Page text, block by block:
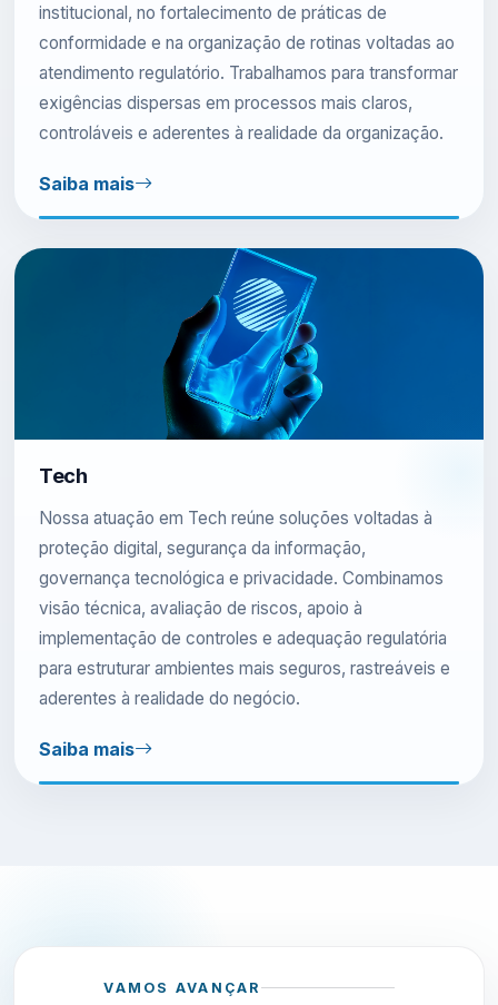
institucional, no fortalecimento de práticas de
conformidade e na organização de rotinas voltadas ao
atendimento regulatório. Trabalhamos para transformar
exigências dispersas em processos mais claros,
controláveis e aderentes à realidade da organização.
Saiba mais
Tech
Nossa atuação em Tech reúne soluções voltadas à
proteção digital, segurança da informação,
governança tecnológica e privacidade. Combinamos
visão técnica, avaliação de riscos, apoio à
implementação de controles e adequação regulatória
para estruturar ambientes mais seguros, rastreáveis e
aderentes à realidade do negócio.
Saiba mais
VAMOS AVANÇAR